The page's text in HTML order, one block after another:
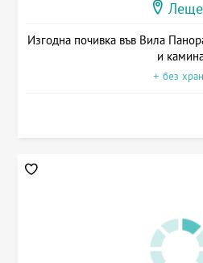
Изгодна почивка във Вила
и
+ без